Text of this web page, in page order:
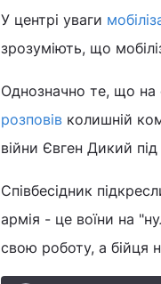
У центрі уваги
зрозуміють, що
Однозначно те, що на
розповів колишній
війни Євген Дикий
Співбесідник
армія - це воїни на
свою роботу, а бійця